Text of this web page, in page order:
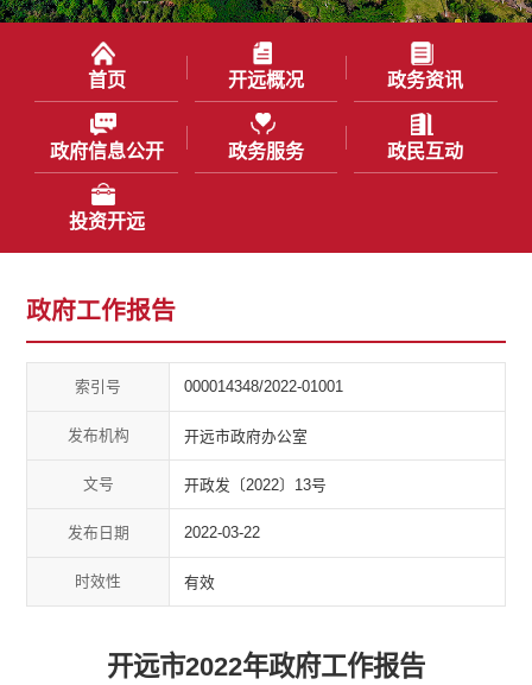
首页 开远概况 政务资讯
政府信息公开 政务服务 政民互动
投资开远
政府工作报告
索引号 000014348/2022-01001
发布机构 开远市政府办公室
文号 开政发〔2022〕13号
发布日期 2022-03-22
时效性 有效
开远市2022年政府工作报告